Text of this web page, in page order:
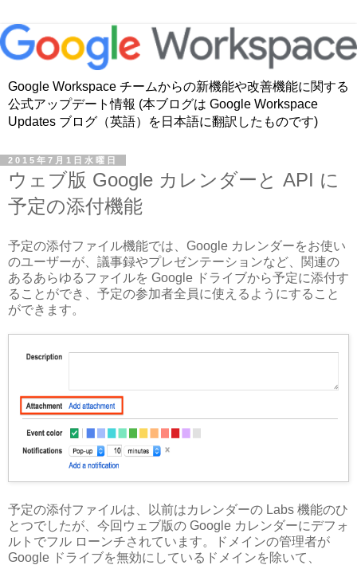
Google Workspace チームからの新機能や改善機能に関する
公式アップデート情報 (本ブログは Google Workspace
Updates ブログ（英語）を日本語に翻訳したものです)
2015年7月1日水曜日
ウェブ版 Google カレンダーと API に
予定の添付機能
予定の添付ファイル機能では、Google カレンダーをお使い
のユーザーが、議事録やプレゼンテーションなど、関連の
あるあらゆるファイルを Google ドライブから予定に添付す
ることができ、予定の参加者全員に使えるようにすること
ができます。
予定の添付ファイルは、以前はカレンダーの Labs 機能のひ
とつでしたが、今回ウェブ版の Google カレンダーにデフォ
ルトでフル ローンチされています。ドメインの管理者が
Google ドライブを無効にしているドメインを除いて、